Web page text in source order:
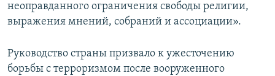
неоправданного ограничения свободы религии,
выражения мнений, собраний и ассоциации».
Руководство страны призвало к ужесточению
борьбы с терроризмом после вооруженного